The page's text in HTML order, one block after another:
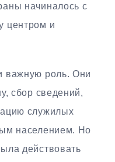
начиналось с
центром и
важную роль. Они
сбор сведений,
служилых
населением. Но
действовать